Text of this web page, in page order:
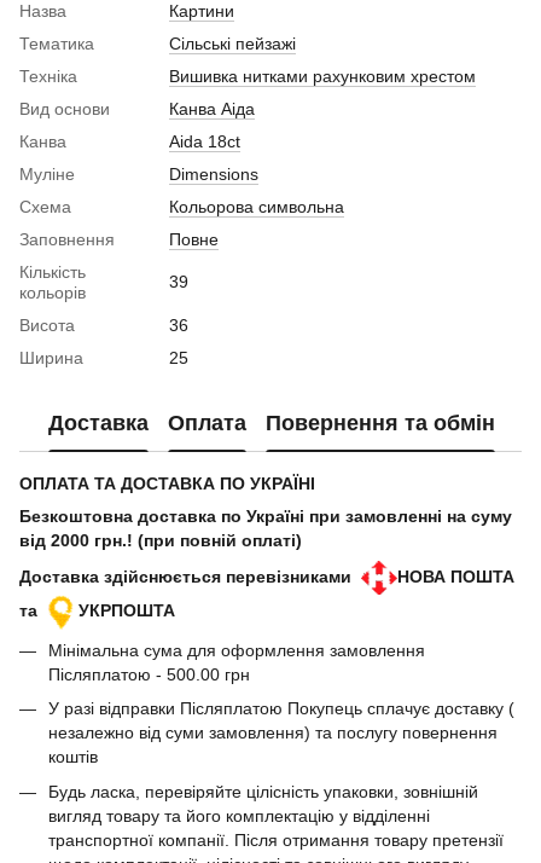
Назва
Картини
Тематика
Сільські пейзажі
Техніка
Вишивка нитками рахунковим хрестом
Вид основи
Канва Аіда
Канва
Aida 18ct
Муліне
Dimensions
Схема
Кольорова символьна
Заповнення
Повне
Кількість
кольорів
39
Висота
36
Ширина
25
Доставка Оплата Повернення та обмін
ОПЛАТА ТА ДОСТАВКА ПО УКРАЇНІ
Безкоштовна доставка по Україні при замовленні на суму
від 2000 грн.! (при повній оплаті)
Доставка здійснюється перевізниками
НОВА ПОШТА
та
УКРПОШТА
Мінімальна сума для оформлення замовлення
Післяплатою - 500.00 грн
У разі відправки Післяплатою Покупець сплачує доставку (
незалежно від суми замовлення) та послугу повернення
коштів
Будь ласка, перевіряйте цілісність упаковки, зовнішній
вигляд товару та його комплектацію у відділенні
транспортної компанії. Після отримання товару претензії